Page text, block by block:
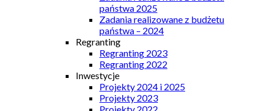
państwa 2025
Zadania realizowane z budżetu
państwa – 2024
Regranting
Regranting 2023
Regranting 2022
Inwestycje
Projekty 2024 i 2025
Projekty 2023